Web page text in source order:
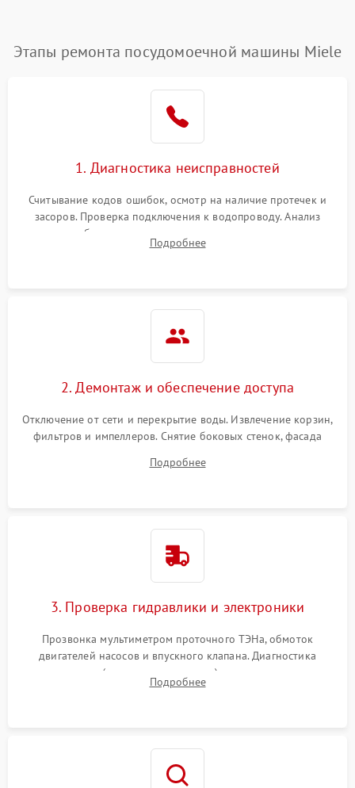
Этапы ремонта посудомоечной машины Miele
1. Диагностика неисправностей
Считывание кодов ошибок, осмотр на наличие протечек и
засоров. Проверка подключения к водопроводу. Анализ
жалоб на отсутствие слива, нагрева, вращения
разбрызгивателей или срабатывание системы защиты
Подробнее
2. Демонтаж и обеспечение доступа
Отключение от сети и перекрытие воды. Извлечение корзин,
фильтров и импеллеров. Снятие боковых стенок, фасада
циркуляционному насосу, ТЭНу и сливной помпе.
Подробнее
3. Проверка гидравлики и электроники
Прозвонка мультиметром проточного ТЭНа, обмоток
двигателей насосов и впускного клапана. Диагностика
прессостата (датчика уровня воды), датчика мутности,
концевика дверцы и электронного модуля управления.
Подробнее